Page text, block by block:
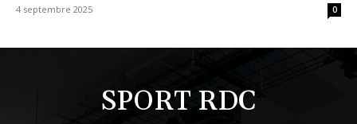
4 septembre 2025 0
SPORT RDC